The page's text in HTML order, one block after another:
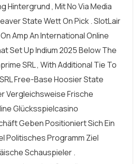
Hintergrund , Mit No Via Media
State Wett On Pick . SlotLair
Amp An International Online
Set Up Indium 2025 Below The
SRL , With Additional Tie To
Free-Base Hoosier State
Vergleichsweise Frische
Glücksspielcasino
Geben Positioniert Sich Ein
Politisches Programm Ziel
Schauspieler .